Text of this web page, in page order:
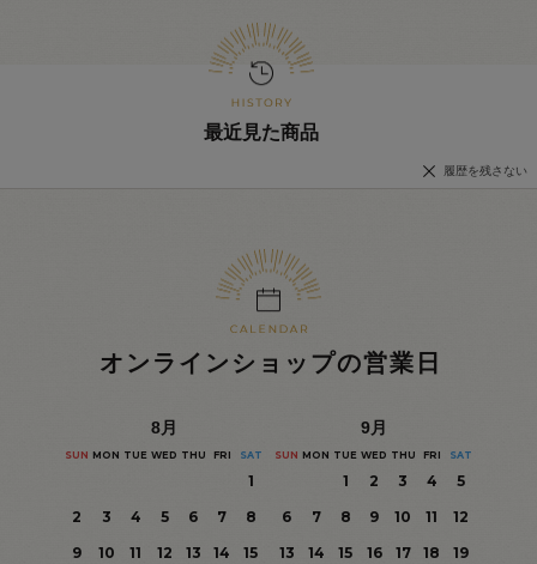
最近見た商品
履歴を残さない
オンラインショップの営業日
8月
SUN MON TUE WED THU FRI SAT
1
2
3 4 5 6 7
8
9
10 11 12 13 14
15
9月
SUN MON TUE WED THU FRI SAT
1 2 3 4
5
6
7 8 9 10 11
12
13
14 15 16 17 18
19